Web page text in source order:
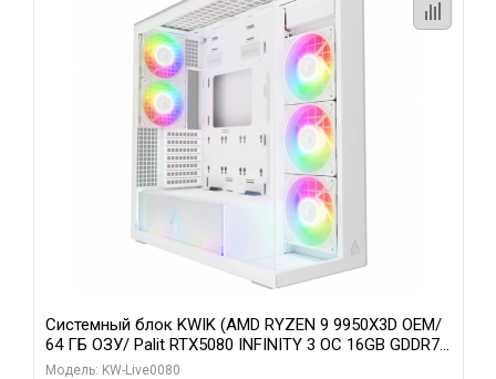
Системный блок KWIK (AMD RYZEN 9 9950X3D OEM/
64 ГБ ОЗУ/ Palit RTX5080 INFINITY 3 OC 16GB GDDR7
256bit 3xDP H/ 960 ГБ SSD)
Модель: KW-Live0080